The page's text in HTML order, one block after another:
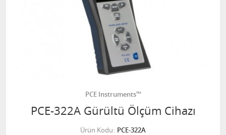
PCE Instruments™
PCE-322A Gürültü Ölçüm Cihazı
Ürün Kodu PCE-322A